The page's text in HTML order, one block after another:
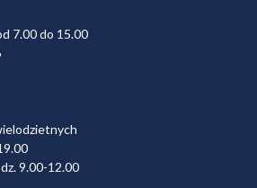
7.00 do 15.00
9.00-12.00